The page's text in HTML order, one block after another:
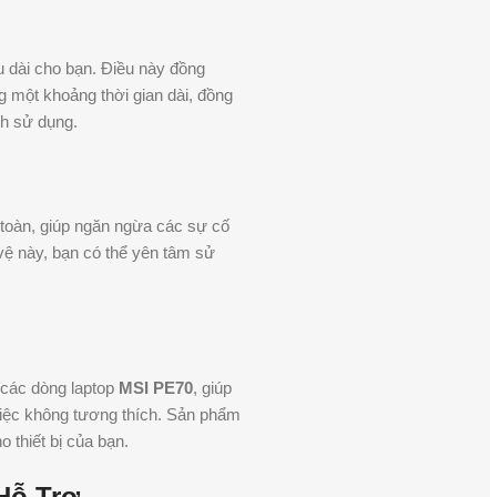
dài cho bạn. Điều này đồng
một khoảng thời gian dài, đồng
sử dụng.
giúp ngăn ngừa các sự cố
này, bạn có thể yên tâm sử
dòng laptop MSI PE70, giúp
không tương thích. Sản phẩm
thiết bị của bạn.